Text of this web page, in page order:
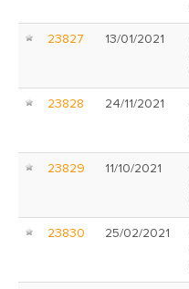
23827 13/01/2021
23828 24/11/2021
23829 11/10/2021
23830 25/02/2021